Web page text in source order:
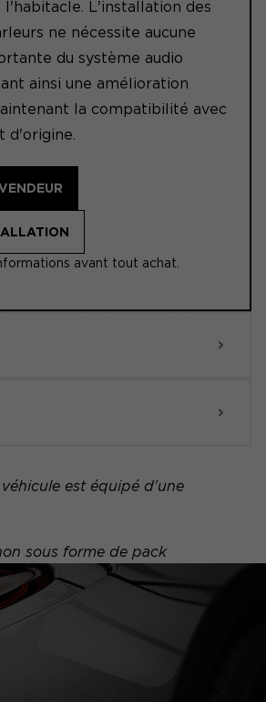
l'habitacle. L'installation des
ne nécessite aucune
du système audio
ainsi une amélioration
la compatibilité avec
d'origine.
avant tout achat.
est équipé d'une
sous forme de pack